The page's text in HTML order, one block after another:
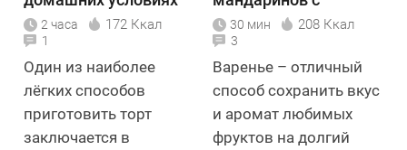
2 часа 172 Ккал
1
Один из наиболее
лёгких способов
приготовить торт
заключается в
орехами
30 мин 208 Ккал
3
Варенье – отличный
способ сохранить вкус
и аромат любимых
фруктов на долгий